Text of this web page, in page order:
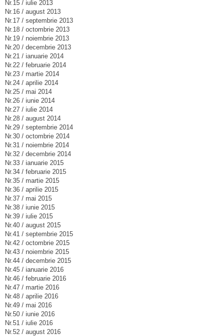
Nr.15 / iulie 2013
Nr.16 / august 2013
Nr.17 / septembrie 2013
Nr.18 / octombrie 2013
Nr.19 / noiembrie 2013
Nr.20 / decembrie 2013
Nr.21 / ianuarie 2014
Nr.22 / februarie 2014
Nr.23 / martie 2014
Nr.24 / aprilie 2014
Nr.25 / mai 2014
Nr.26 / iunie 2014
Nr.27 / iulie 2014
Nr.28 / august 2014
Nr.29 / septembrie 2014
Nr.30 / octombrie 2014
Nr.31 / noiembrie 2014
Nr.32 / decembrie 2014
Nr.33 / ianuarie 2015
Nr.34 / februarie 2015
Nr.35 / martie 2015
Nr.36 / aprilie 2015
Nr.37 / mai 2015
Nr.38 / iunie 2015
Nr.39 / iulie 2015
Nr.40 / august 2015
Nr.41 / septembrie 2015
Nr.42 / octombrie 2015
Nr.43 / noiembrie 2015
Nr.44 / decembrie 2015
Nr.45 / ianuarie 2016
Nr.46 / februarie 2016
Nr.47 / martie 2016
Nr.48 / aprilie 2016
Nr.49 / mai 2016
Nr.50 / iunie 2016
Nr.51 / iulie 2016
Nr.52 / august 2016